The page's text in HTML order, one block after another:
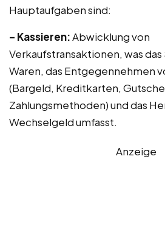
Hauptaufgaben sind:
– Kassieren:Abwicklung von
Verkaufstransaktionen, was das
Waren, das Entgegennehmen
(Bargeld, Kreditkarten,
Zahlungsmethoden) und das
Wechselgeld umfasst.
Anzeige